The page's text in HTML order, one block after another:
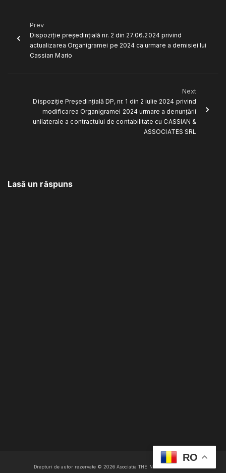
Prev
Dispoziție președințială nr. 2 din 27.06.2024 privind
actualizarea Organigramei pe 2024 ca urmare a demisiei lui
Cassian Mario
Next
Dispoziție Președințială DP, nr. 1 din 2 iulie 2024 privind
modificarea Organigramei 2024 urmare a denunțării
unilaterale a contractului de contabilitate cu CASSIAN &
ASSOCIATES SRL
Lasă un răspuns
Drepturi de autor rezervate ©2026Asociatia THE NEW PAGAN DAWN
RO